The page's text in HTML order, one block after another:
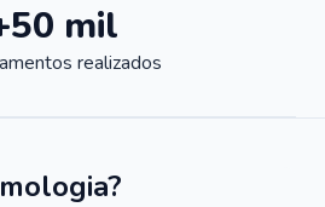
mil
realizados